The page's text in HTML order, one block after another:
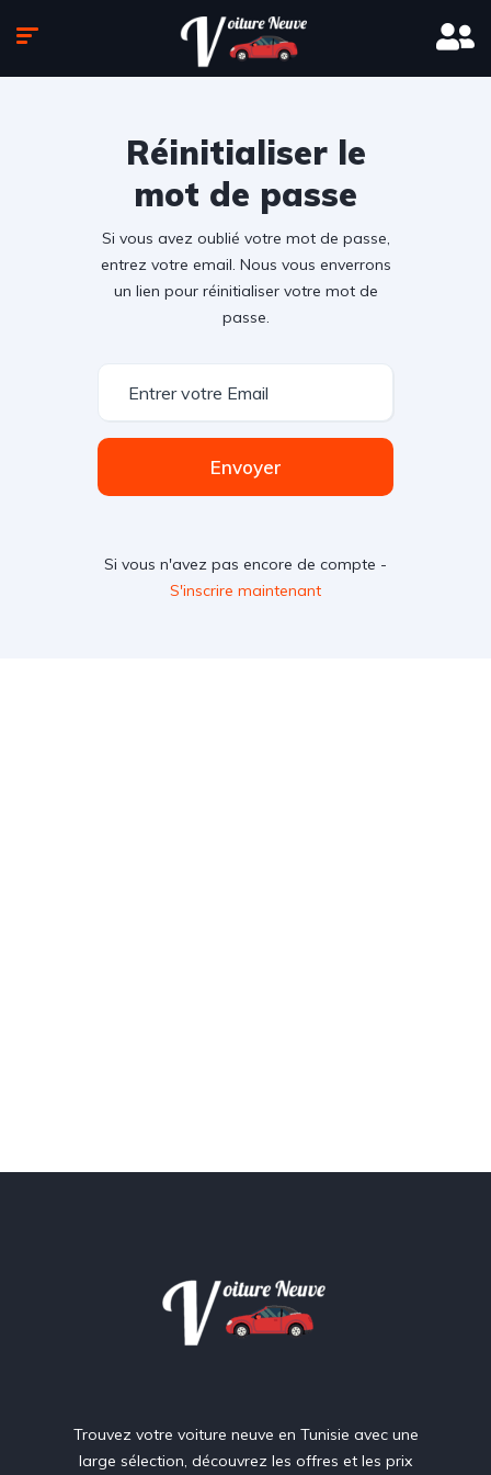
Réinitialiser le
mot de passe
Si vous avez oublié votre mot de passe,
entrez votre email. Nous vous enverrons
un lien pour réinitialiser votre mot de
passe.
Envoyer
Si vous n'avez pas encore de compte -
S'inscrire maintenant
Trouvez votre voiture neuve en Tunisie avec une
large sélection, découvrez les offres et les prix